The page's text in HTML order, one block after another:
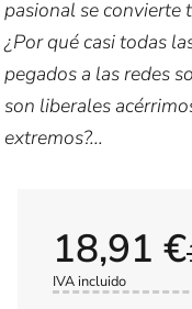
pasional se convierte
¿Por qué casi todas
pegados a las redes
son liberales
extremos?...
18,91 €
IVA incluido